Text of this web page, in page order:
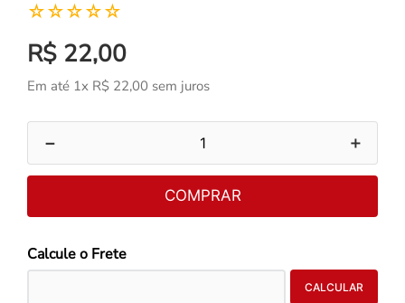
☆☆☆☆☆
R$ 22,00
Em até 1x R$ 22,00 sem juros
＋
－
COMPRAR